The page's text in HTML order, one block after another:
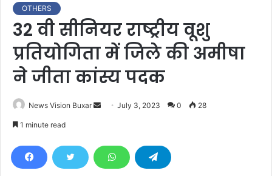
OTHERS
32 वी सीनियर राष्ट्रीय वूशु
प्रतियोगिता में जिले की अमीषा
ने जीता कांस्य पदक
News Vision Buxar
d
July 3, 2023 0 28
1 minute read